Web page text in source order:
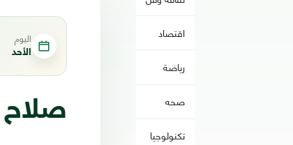
اقتصاد
رياضة
صحه
تكنولوجيا
اليوم
الأحد
صلاح